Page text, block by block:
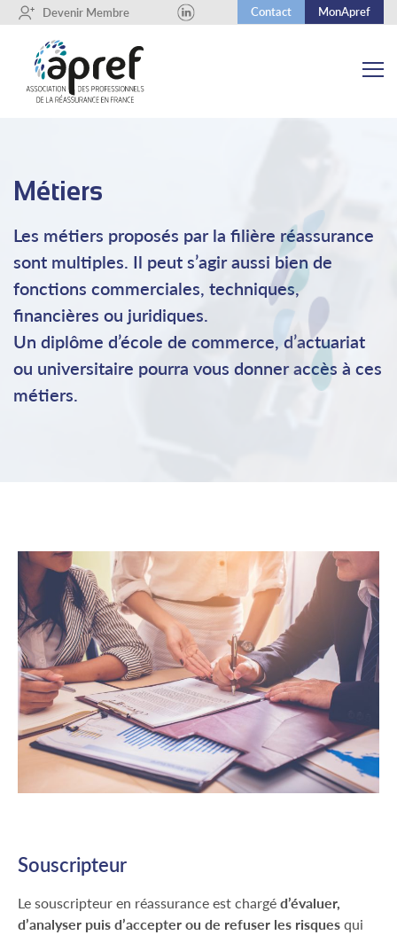
+ Devenir Membre Contact MonApref
Métiers
Les métiers proposés par la filière réassurance
sont multiples. Il peut s’agir aussi bien de
fonctions commerciales, techniques,
financières ou juridiques.
Un diplôme d’école de commerce, d’actuariat
ou universitaire pourra vous donner accès à ces
métiers.
Souscripteur
Le souscripteur en réassurance est chargé d’évaluer,
d’analyser puis d’accepter ou de refuser les risques qui